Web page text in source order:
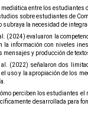
mediática entre los
sobre estudiantes de
subraya la necesidad de
(2024) evaluaron la
la información con niveles
y producción de
al. (2022) señalaron dos
uso y la apropiación de los
perciben los estudiantes
desarrollada para